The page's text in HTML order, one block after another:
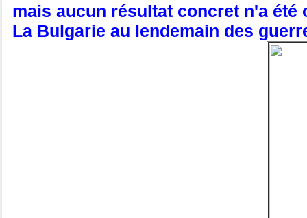
mais aucun résultat concret n'a été
La Bulgarie au lendemain des